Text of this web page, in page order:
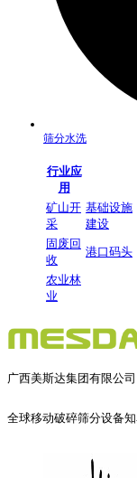
筛分水洗
行业应
用
矿山开
采
基础设施
建设
固废回
收
港口码头
农业林
业
广西美斯达集团有限公司
全球移动破碎筛分设备